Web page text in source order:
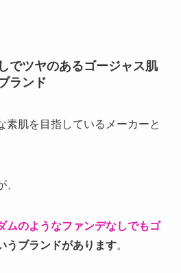
ツヤのあるゴージャス肌
ランド
素肌を目指しているメーカーと
ムのようなファンデなしでもゴ
うブランドがあります。